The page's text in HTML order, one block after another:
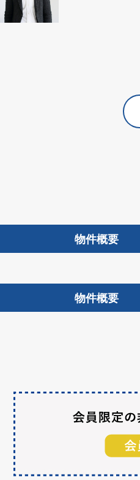
物件概要
物件概要